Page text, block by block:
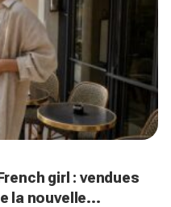
girl : vendues
la nouvelle